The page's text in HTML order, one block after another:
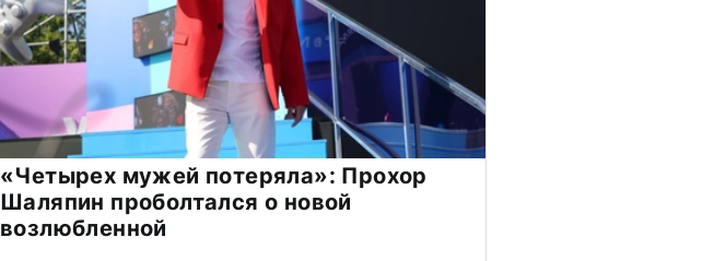
«Четырех мужей потеряла»: Прохор
Шаляпин проболтался о новой
возлюбленной